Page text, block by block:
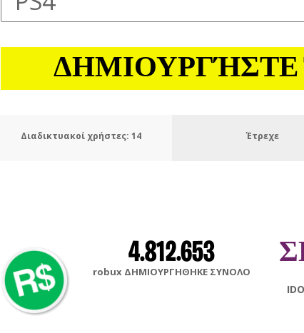
ΔΗΜΙΟΥΡΓΉΣΤΕ
Διαδικτυακοί χρήστες: 16 Έτρεχε
4.812.653
robux ΔΗΜΙΟΥΡΓΗΘΗΚΕ ΣΥΝΟΛΟ